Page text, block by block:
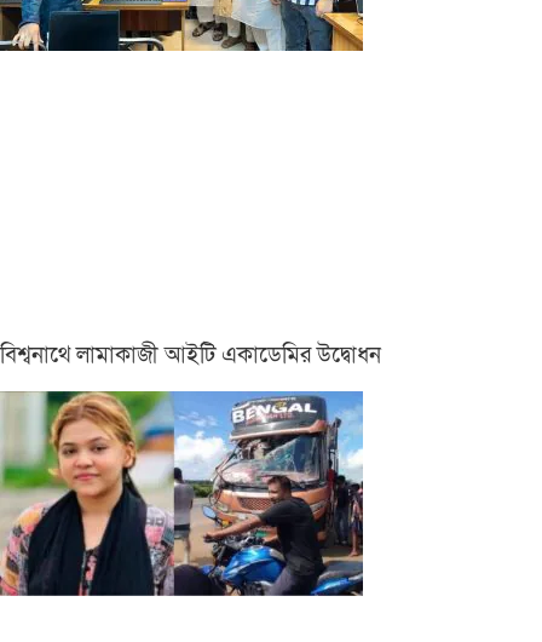
বিশ্বনাথে লামাকাজী আইটি একাডেমির উদ্বোধন